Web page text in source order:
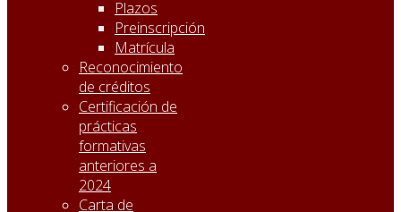
Plazos
Preinscripción
Matrícula
Reconocimiento
de créditos
Certificación de
prácticas
formativas
anteriores a
2024
Carta de